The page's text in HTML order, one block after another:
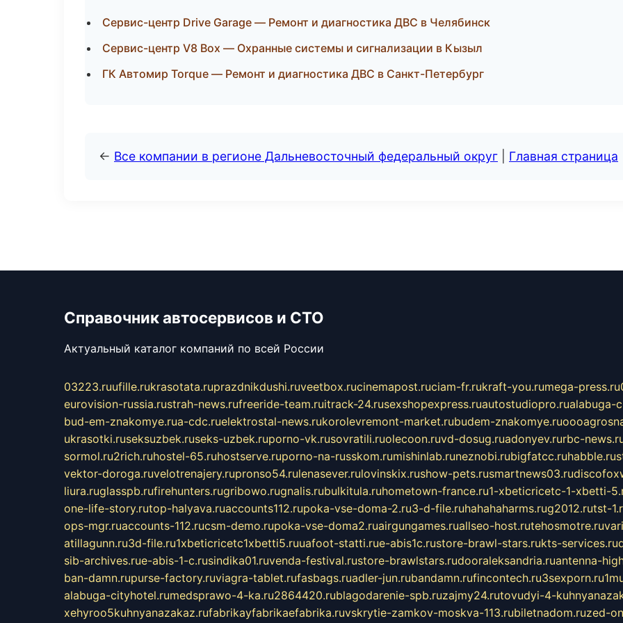
Сервис-центр Drive Garage — Ремонт и диагностика ДВС в Челябинск
Сервис-центр V8 Box — Охранные системы и сигнализации в Кызыл
ГК Автомир Torque — Ремонт и диагностика ДВС в Санкт-Петербург
← Все компании в регионе Дальневосточный федеральный округ Главная страница
Справочник автосервисов и СТО
Актуальный каталог компаний по всей России
03223.ruufille.rukrasotata.ruprazdnikdushi.ruveetbox.rucinemapost.ruciam-fr.rukraft-you.rumega-press.ru
eurovision-russia.rustrah-news.rufreeride-team.ruitrack-24.rusexshopexpress.ruautostudiopro.rualabuga-
bud-em-znakomye.rua-cdc.ruelektrostal-news.rukorolevremont-market.rubudem-znakomye.ru
ukrasotki.ruseksuzbek.ruseks-uzbek.ruporno-vk.rusovratili.ruolecoon.ruvd-dosug.ruadonyev.rurbc-
sormol.ru2rich.ruhostel-65.ruhostserve.ruporno-na-russkom.rumishinlab.runeznobi.rubigfatcc.ruhabble.ru
vektor-doroga.ruvelotrenajery.rupronso54.rulenasever.rulovinskix.rushow-pets.rusmartnews03.ru
liura.ruglasspb.rufirehunters.rugribowo.rugnalis.rubulkitula.ruhometown-france.ru1-xbeticricetc-1-xbetti-
one-life-story.rutop-halyava.ruaccounts112.rupoka-vse-doma-2.ru3-d-file.ruhahahaharms.rug2012.rutst-
ops-mgr.ruaccounts-112.rucsm-demo.rupoka-vse-doma2.ruairgungames.ruallseo-host.rutehosmotre.ru
atillagunn.ru3d-file.ru1xbeticricetc1xbetti5.ruuafoot-statti.rue-abis1c.rustore-brawl-stars.rukts-services.ru
sib-archives.rue-abis-1-c.rusindika01.ruvenda-festival.rustore-brawlstars.rudooraleksandria.ruantenna-
ban-damn.rupurse-factory.ruviagra-tablet.rufasbags.ruadler-jun.rubandamn.rufincontech.ru3sexporn.ru
alabuga-cityhotel.rumedsprawo-4-ka.ru2864420.rublagodarenie-spb.ruzajmy24.rutovudyi-4-
xehyroo5kuhnyanazakaz.rufabrikayfabrikaefabrika.ruvskrytie-zamkov-moskva-113.rubiletnadom.ruzed-